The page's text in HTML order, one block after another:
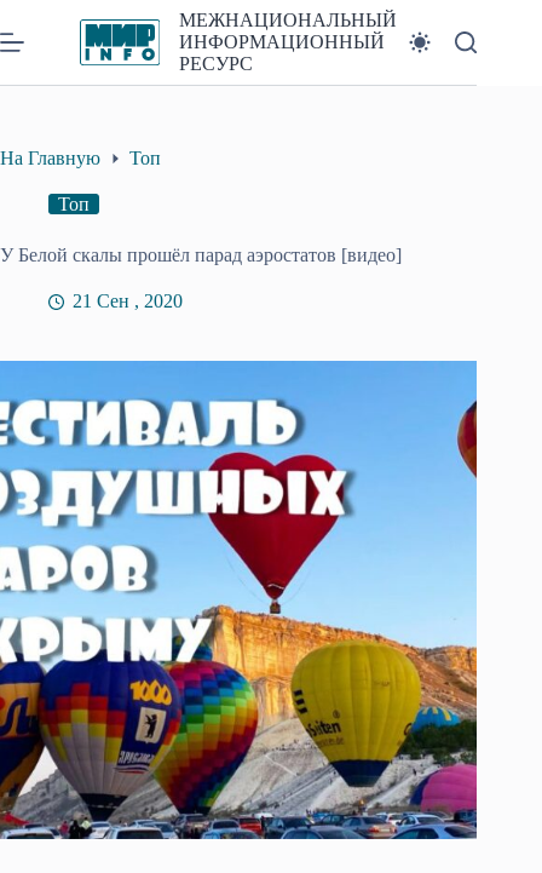
к
сути
МЕЖНАЦИОНАЛЬНЫЙ
ИНФОРМАЦИОННЫЙ
РЕСУРС
На Главную Топ
Топ
У Белой скалы прошёл парад аэростатов [видео]
21 Сен , 2020